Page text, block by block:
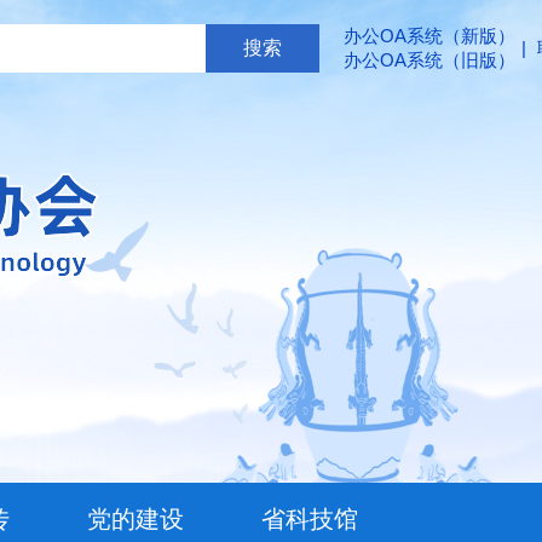
办公OA系统（新版）
办公OA系统（旧版）
|
党的建设 省科技馆